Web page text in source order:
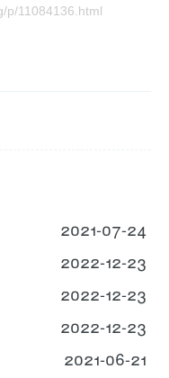
p/11084136.html
2021-07-24
2022-12-23
2022-12-23
2022-12-23
2021-06-21